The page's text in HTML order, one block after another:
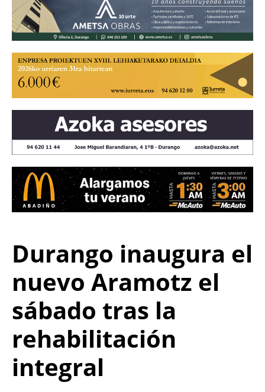
Durango inaugura el
nuevo Aramotz el
sábado tras la
rehabilitación
integral